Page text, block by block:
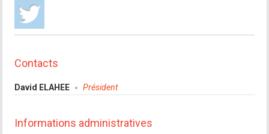
Contacts
David ELAHEE Président
Informations administratives